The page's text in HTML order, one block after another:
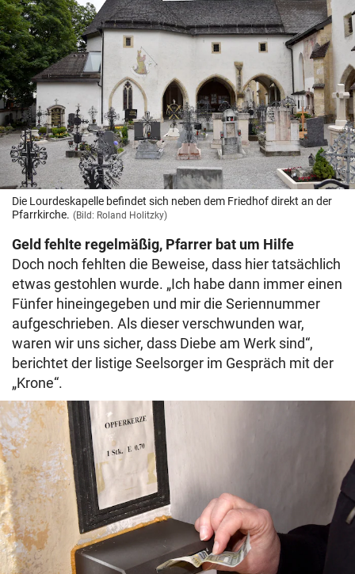
Die Lourdeskapelle befindet sich neben dem Friedhof direkt an der
Pfarrkirche. (Bild: Roland Holitzky)
Geld fehlte regelmäßig, Pfarrer bat um Hilfe
Doch noch fehlten die Beweise, dass hier tatsächlich
etwas gestohlen wurde. „Ich habe dann immer einen
Fünfer hineingegeben und mir die Seriennummer
aufgeschrieben. Als dieser verschwunden war,
waren wir uns sicher, dass Diebe am Werk sind“,
berichtet der listige Seelsorger im Gespräch mit der
„Krone“.